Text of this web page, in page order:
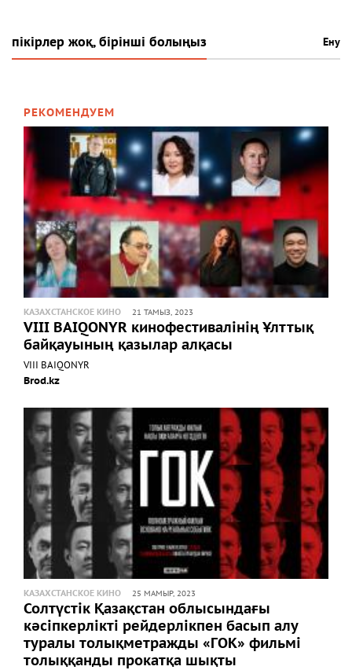
пікірлер жоқ, бірінші болыңыз Ену
РЕКОМЕНДУЕМ
КАЗАХСТАНСКОЕ КИНО 21 ТАМЫЗ, 2023
VIII BAIQONYR кинофестивалінің Ұлттық
байқауының қазылар алқасы
VIII BAIQONYR
Brod.kz
КАЗАХСТАНСКОЕ КИНО 25 МАМЫР, 2023
Солтүстік Қазақстан облысындағы
кәсіпкерлікті рейдерлікпен басып алу
туралы толықметражды «ГОК» фильмі
толыққанды прокатқа шықты